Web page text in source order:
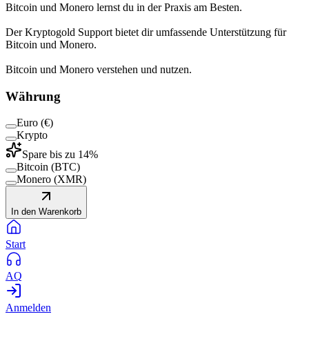
Bitcoin und Monero lernst du in der Praxis am Besten.
Der Kryptogold Support bietet dir umfassende Unterstützung für
Bitcoin und Monero.
Bitcoin und Monero verstehen und nutzen.
Währung
Euro (€)
Krypto
Spare bis zu 14%
Bitcoin (BTC)
Monero (XMR)
In den Warenkorb
Start
AQ
Anmelden